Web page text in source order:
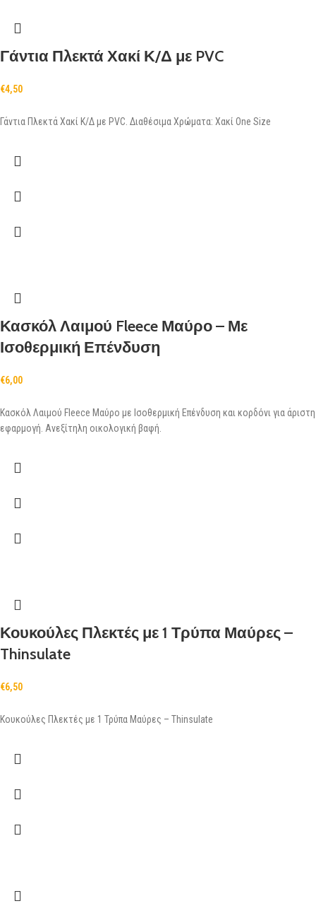
Γάντια Πλεκτά Χακί Κ/Δ με PVC
€4,50
Γάντια Πλεκτά Χακί Κ/Δ με PVC. Διαθέσιμα Χρώματα: Χακί One Size
Κασκόλ Λαιμού Fleece Μαύρο – Με
Ισοθερμική Επένδυση
€6,00
Κασκόλ Λαιμού Fleece Μαύρο με Ισοθερμική Επένδυση και κορδόνι για άριστη
εφαρμογή. Ανεξίτηλη οικολογική βαφή.
Κουκούλες Πλεκτές με 1 Τρύπα Μαύρες –
Thinsulate
€6,50
Κουκούλες Πλεκτές με 1 Τρύπα Μαύρες – Thinsulate